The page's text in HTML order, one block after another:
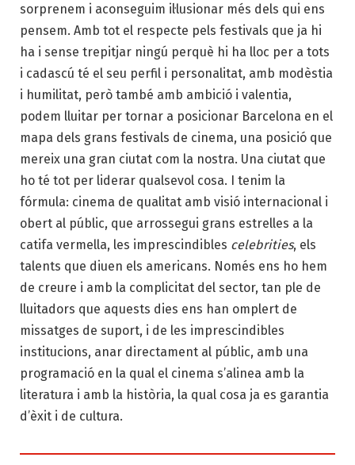
sorprenem i aconseguim il·lusionar més dels qui ens
pensem. Amb tot el respecte pels festivals que ja hi
ha i sense trepitjar ningú perquè hi ha lloc per a tots
i cadascú té el seu perfil i personalitat, amb modèstia
i humilitat, però també amb ambició i valentia,
podem lluitar per tornar a posicionar Barcelona en el
mapa dels grans festivals de cinema, una posició que
mereix una gran ciutat com la nostra. Una ciutat que
ho té tot per liderar qualsevol cosa. I tenim la
fórmula: cinema de qualitat amb visió internacional i
obert al públic, que arrossegui grans estrelles a la
catifa vermella, les imprescindibles celebrities, els
talents que diuen els americans. Només ens ho hem
de creure i amb la complicitat del sector, tan ple de
lluitadors que aquests dies ens han omplert de
missatges de suport, i de les imprescindibles
institucions, anar directament al públic, amb una
programació en la qual el cinema s’alinea amb la
literatura i amb la història, la qual cosa ja es garantia
d’èxit i de cultura.